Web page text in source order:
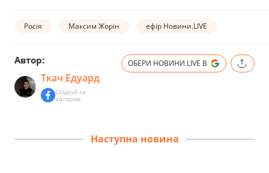
Росія Максим Жорін ефір Новини.LIVE
Автор:
Ткач Едуард
Слідкуй за
автором
ОБЕРИ НОВИНИ.LIVE В
Наступна новина